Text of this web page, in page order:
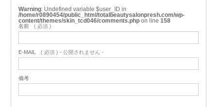
Warning : Undefined variable $user_ID in
/home/r0890454/public_html/totalbeautysalonpresh.com/wp-
content/themes/skin_tcd046/comments.php on line 158
名前 ( 必須 )
E-MAIL ( 必須 ) - 公開されません -
備考